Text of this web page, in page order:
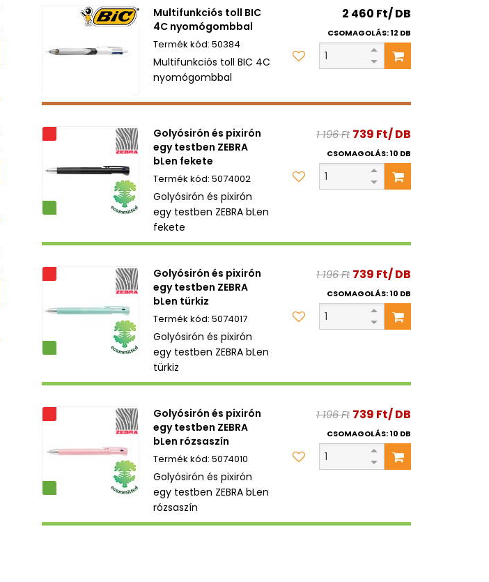
Multifunkciós toll BIC
4C nyomógombbal
50384
Multifunkciós toll BIC 4C
nyomógombbal
2 460 Ft/ DB
CSOMAGOLÁS: 12 DB
Golyósirón és pixirón
egy testben ZEBRA
bLen fekete
5074002
Golyósirón és pixirón
egy testben ZEBRA bLen
fekete
1 196 Ft 739 Ft/ DB
CSOMAGOLÁS: 10 DB
Golyósirón és pixirón
egy testben ZEBRA
bLen türkiz
5074017
Golyósirón és pixirón
egy testben ZEBRA bLen
türkiz
1 196 Ft 739 Ft/ DB
CSOMAGOLÁS: 10 DB
Golyósirón és pixirón
egy testben ZEBRA
bLen rózsaszín
5074010
Golyósirón és pixirón
egy testben ZEBRA bLen
rózsaszín
1 196 Ft 739 Ft/ DB
CSOMAGOLÁS: 10 DB